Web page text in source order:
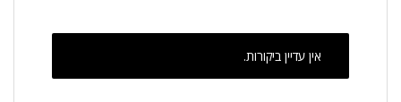
אין עדיין ביקורות.